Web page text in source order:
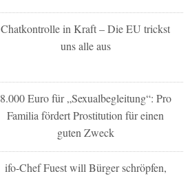
Chatkontrolle in Kraft – Die EU trickst
uns alle aus
8.000 Euro für „Sexualbegleitung“: Pro
Familia fördert Prostitution für einen
guten Zweck
ifo-Chef Fuest will Bürger schröpfen,